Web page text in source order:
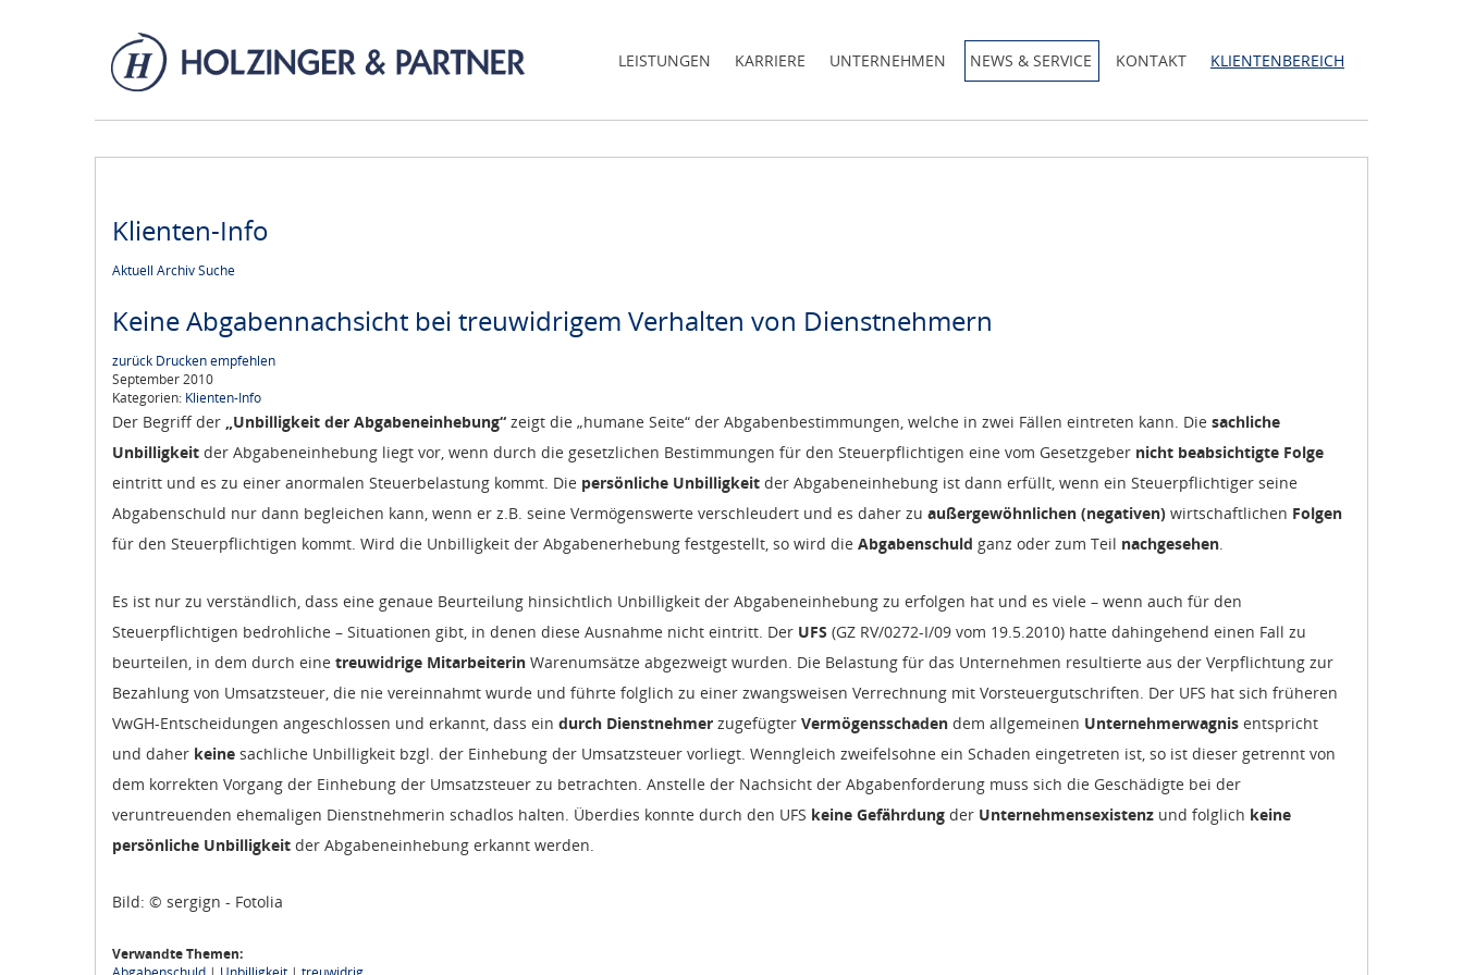
LEISTUNGEN KARRIERE UNTERNEHMEN NEWS & SERVICE KONTAKT KLIENTENBEREICH
Klienten-Info
Aktuell ArchivSuche
Keine Abgabennachsicht bei treuwidrigem Verhalten von Dienstnehmern
zurück Druckenempfehlen
September 2010
Kategorien: Klienten-Info
Der Begriff der „Unbilligkeit der Abgabeneinhebung“ zeigt die „humane Seite“ der Abgabenbestimmungen, welche in zwei Fällen eintreten kann. Die sachliche
Unbilligkeit der Abgabeneinhebung liegt vor, wenn durch die gesetzlichen Bestimmungen für den Steuerpflichtigen eine vom Gesetzgeber nicht beabsichtigte Folge
eintritt und es zu einer anormalen Steuerbelastung kommt. Die persönliche Unbilligkeit der Abgabeneinhebung ist dann erfüllt, wenn ein Steuerpflichtiger seine
Abgabenschuld nur dann begleichen kann, wenn er z.B. seine Vermögenswerte verschleudert und es daher zu außergewöhnlichen (negativen) wirtschaftlichen Folgen
für den Steuerpflichtigen kommt. Wird die Unbilligkeit der Abgabenerhebung festgestellt, so wird die Abgabenschuld ganz oder zum Teil nachgesehen.
Es ist nur zu verständlich, dass eine genaue Beurteilung hinsichtlich Unbilligkeit der Abgabeneinhebung zu erfolgen hat und es viele – wenn auch für den
Steuerpflichtigen bedrohliche – Situationen gibt, in denen diese Ausnahme nicht eintritt. Der UFS (GZ RV/0272-I/09 vom 19.5.2010) hatte dahingehend einen Fall zu
beurteilen, in dem durch eine treuwidrige Mitarbeiterin Warenumsätze abgezweigt wurden. Die Belastung für das Unternehmen resultierte aus der Verpflichtung zur
Bezahlung von Umsatzsteuer, die nie vereinnahmt wurde und führte folglich zu einer zwangsweisen Verrechnung mit Vorsteuergutschriften. Der UFS hat sich früheren
VwGH-Entscheidungen angeschlossen und erkannt, dass ein durch Dienstnehmer zugefügter Vermögensschaden dem allgemeinen Unternehmerwagnis entspricht
und daher keine sachliche Unbilligkeit bzgl. der Einhebung der Umsatzsteuer vorliegt. Wenngleich zweifelsohne ein Schaden eingetreten ist, so ist dieser getrennt von
dem korrekten Vorgang der Einhebung der Umsatzsteuer zu betrachten. Anstelle der Nachsicht der Abgabenforderung muss sich die Geschädigte bei der
veruntreuenden ehemaligen Dienstnehmerin schadlos halten. Überdies konnte durch den UFS keine Gefährdung der Unternehmensexistenz und folglich keine
persönliche Unbilligkeit der Abgabeneinhebung erkannt werden.
Bild: © sergign - Fotolia
Verwandte Themen: